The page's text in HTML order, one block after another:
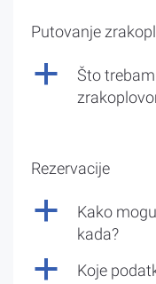
Putovanje
a
Što
Rezervacije
a
Kako
kada?
a
Koje